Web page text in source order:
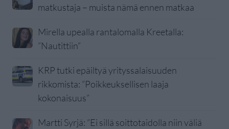
matkustaja – muista nämä ennen matkaa
Mirella upealla rantalomalla Kreetalla:
”Nautittiin”
KRP tutki epäiltyä yrityssalaisuuden
rikkomista: ”Poikkeuksellisen laaja
kokonaisuus”
Martti Syrjä: ”Ei sillä soittotaidolla niin väliä